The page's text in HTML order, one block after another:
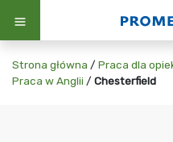
Strona główna / Praca dla
Praca w Anglii / Chesterfield